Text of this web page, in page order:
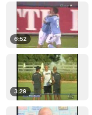
6:52
3:29